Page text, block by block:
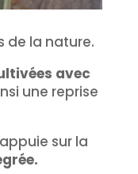
de la nature.
avec
une reprise
sur la